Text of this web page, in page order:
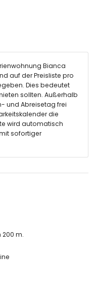
Sonnenliegen
ist
(innerhalb von 60
Murcia Corvera
der Wohnung)
befindet, verfügt
Familien mit Kindern.
Bianca
auf der Preisliste pro
Dies bedeutet
sollten. Außerhalb
und Abreisetag frei
die
wird automatisch
sofortiger
m.